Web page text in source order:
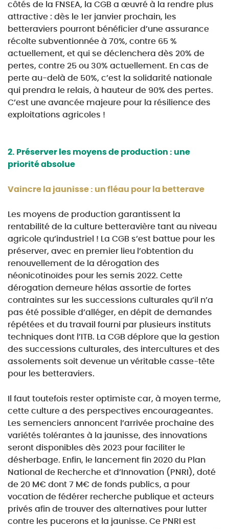
côtés de la FNSEA, la CGB a œuvré à la rendre plus
attractive : dès le 1er janvier prochain, les
betteraviers pourront bénéficier d’une assurance
récolte subventionnée à 70%, contre 65 %
actuellement, et qui se déclenchera dès 20% de
pertes, contre 25 ou 30% actuellement. En cas de
perte au-delà de 50%, c’est la solidarité nationale
qui prendra le relais, à hauteur de 90% des pertes.
C’est une avancée majeure pour la résilience des
exploitations agricoles !
2. Préserver les moyens de production : une
priorité absolue
Vaincre la jaunisse : un fléau pour la betterave
Les moyens de production garantissent la
rentabilité de la culture betteravière tant au niveau
agricole qu’industriel ! La CGB s’est battue pour les
préserver, avec en premier lieu l’obtention du
renouvellement de la dérogation des
néonicotinoïdes pour les semis 2022. Cette
dérogation demeure hélas assortie de fortes
contraintes sur les successions culturales qu’il n’a
pas été possible d’alléger, en dépit de demandes
répétées et du travail fourni par plusieurs instituts
techniques dont l’ITB. La CGB déplore que la gestion
des successions culturales, des intercultures et des
assolements soit devenue un véritable casse-tête
pour les betteraviers.
Il faut toutefois rester optimiste car, à moyen terme,
cette culture a des perspectives encourageantes.
Les semenciers annoncent l’arrivée prochaine des
variétés tolérantes à la jaunisse, des innovations
seront disponibles dès 2023 pour faciliter le
désherbage. Enfin, le lancement fin 2020 du Plan
National de Recherche et d’Innovation (PNRI), doté
de 20 M€ dont 7 M€ de fonds publics, a pour
vocation de fédérer recherche publique et acteurs
privés afin de trouver des alternatives pour lutter
contre les pucerons et la jaunisse. Ce PNRI est